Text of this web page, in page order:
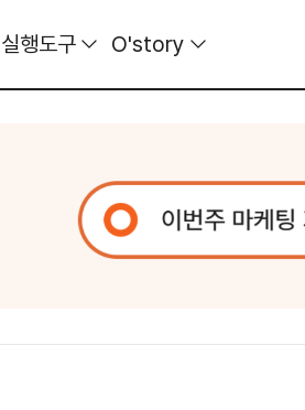
실행도구 O'story